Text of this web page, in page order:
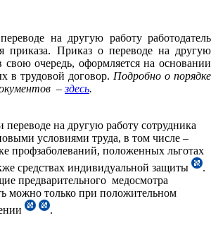
на другую работу работодатель
приказа. Приказ о переводе на другую
свою очередь, оформляется на основании
в трудовой договор. Подробно о порядке
–здесь.
переводе на другую работу сотрудника
условиями труда, в том числе –
профзаболеваний, положенных льготах
средствах индивидуальной защиты
.
предварительного медосмотра
можно только при положительном
.